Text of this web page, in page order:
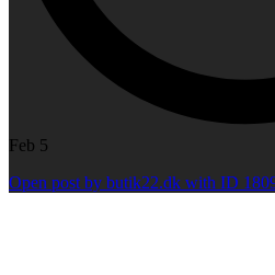
Feb 5
Open post by butik22.dk with ID